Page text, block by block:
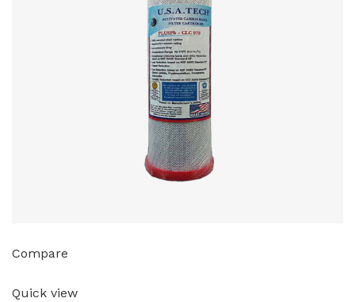
Compare
Quick view